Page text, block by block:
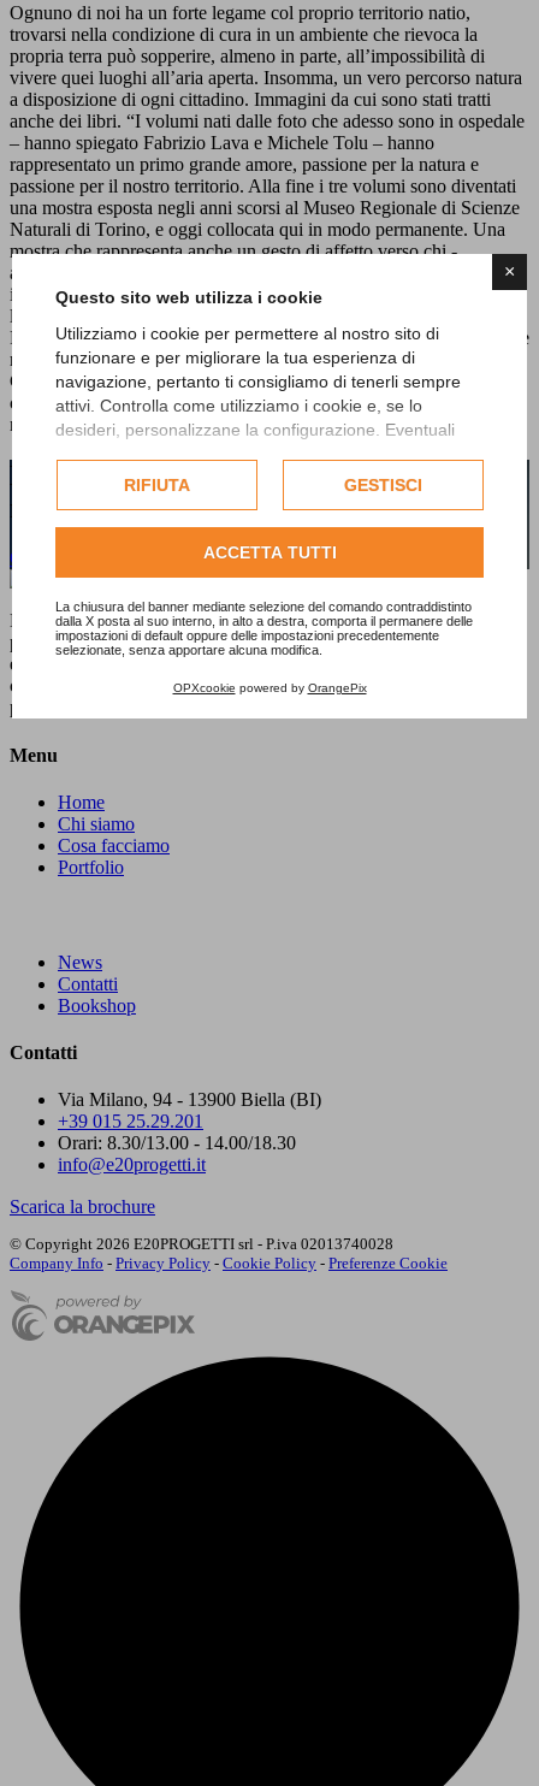
×
Questo sito web utilizza i cookie
Utilizziamo i cookie per permettere al nostro sito di
funzionare e per migliorare la tua esperienza di
navigazione, pertanto ti consigliamo di tenerli sempre
attivi. Controlla come utilizziamo i cookie e, se lo
desideri, personalizzane la configurazione. Eventuali
esclusivamente previa acquisizione del consenso
RIFIUTA GESTISCI
ACCETTA TUTTI
La chiusura del banner mediante selezione del comando contraddistinto
dalla X posta al suo interno, in alto a destra, comporta il permanere delle
impostazioni di default oppure delle impostazioni precedentemente
selezionate, senza apportare alcuna modifica.
OPXcookie powered by OrangePix
Ognuno di noi ha un forte legame col proprio territorio natio,
trovarsi nella condizione di cura in un ambiente che rievoca la
propria terra può sopperire, almeno in parte, all’impossibilità di
vivere quei luoghi all’aria aperta. Insomma, un vero percorso natura
a disposizione di ogni cittadino. Immagini da cui sono stati tratti
anche dei libri. “I volumi nati dalle foto che adesso sono in ospedale
– hanno spiegato Fabrizio Lava e Michele Tolu – hanno
rappresentato un primo grande amore, passione per la natura e
passione per il nostro territorio. Alla fine i tre volumi sono diventati
una mostra esposta negli anni scorsi al Museo Regionale di Scienze
Naturali di Torino, e oggi collocata qui in modo permanente. Una
mostra che rappresenta anche un gesto di affetto verso chi -
all’interno del nosocomio cittadino - può aver bisogno per qualche
istante di far evadere il suo pensiero verso orizzonti che calmano
l’animo e innalzano lo spirito, come forse solo la natura sa fare.
Ringraziamo l’Amministrazione che ha accettato la nostra proposta e
ringraziamo i medici che hanno voluto accoglierla nel loro reparto.
Ci auguriamo possa essere meta di visita anche solo per lasciar
correre lo sguardo verso luoghi sereni e riposanti come quello della
nostra Baraggia, della nostra Bessa e della nostra Burcina”.
Hai bisogno di maggiori informazioni sui
nostri prodotti o servizi?
Contattaci subito!
Dal 1992E20PROGETTIè specializzata nelle strategie di
promozione, nella realizzazione di materiali e nell'ideazione di
eventi, mostre e libri per enti pubblici e aziende private. Un'attività
che da sempre svolge dedicando grande attenzione al territorio
piemontese nel suo insieme produttivo e culturale.
Menu
Home
Chi siamo
Cosa facciamo
Portfolio
News
Contatti
Bookshop
Contatti
Via Milano, 94 - 13900 Biella (BI)
+39 015 25.29.201
Orari: 8.30/13.00 - 14.00/18.30
info@e20progetti.it
Scarica la brochure
© Copyright 2026 E20PROGETTI srl - P.iva 02013740028
Company Info - Privacy Policy - Cookie Policy - Preferenze Cookie